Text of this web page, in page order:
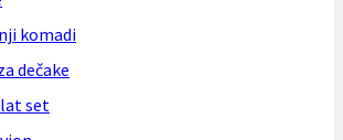
komadi
dečake
set